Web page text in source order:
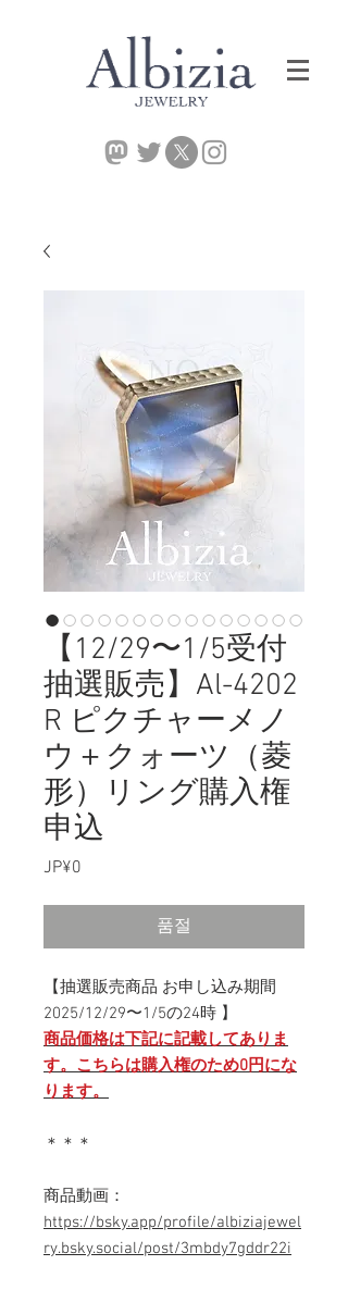
【12/29〜1/5受付
抽選販売】Al-4202
R ピクチャーメノ
ウ＋クォーツ（菱
形）リング購入権
申込
JP¥0
품절
【抽選販売商品 お申し込み期間
2025/12/29〜1/5の24時 】
商品価格は下記に記載してありま
す。こちらは購入権のため0円にな
ります。
＊＊＊
商品動画：
https://bsky.app/profile/albiziajewel
ry.bsky.social/post/3mbdy7gddr22i